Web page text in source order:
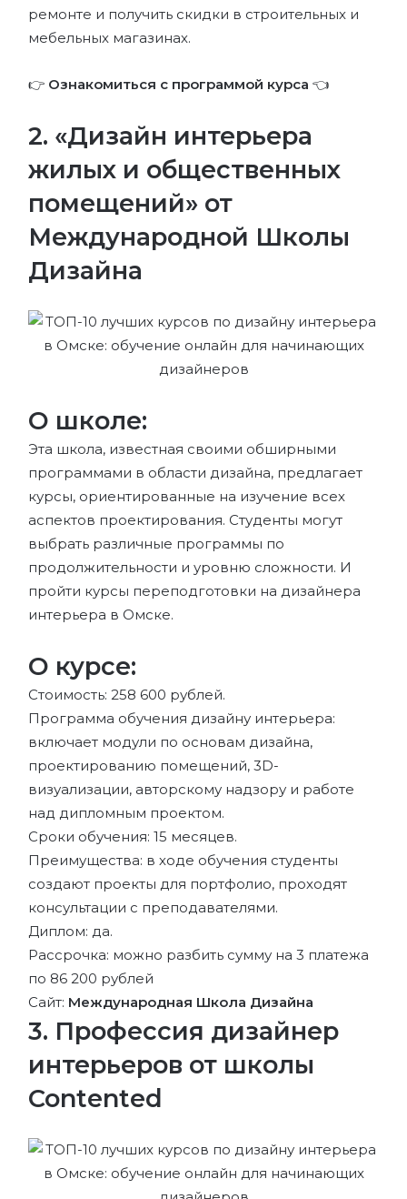
ремонте и получить скидки в строительных и
мебельных магазинах.
👉 Ознакомиться с программой курса 👈
2. «Дизайн интерьера
жилых и общественных
помещений» от
Международной Школы
Дизайна
О школе:
Эта школа, известная своими обширными
программами в области дизайна, предлагает
курсы, ориентированные на изучение всех
аспектов проектирования. Студенты могут
выбрать различные программы по
продолжительности и уровню сложности. И
пройти курсы переподготовки на дизайнера
интерьера в Омске.
О курсе:
Стоимость: 258 600 рублей.
Программа обучения дизайну интерьера:
включает модули по основам дизайна,
проектированию помещений, 3D-
визуализации, авторскому надзору и работе
над дипломным проектом.
Сроки обучения: 15 месяцев.
Преимущества: в ходе обучения студенты
создают проекты для портфолио, проходят
консультации с преподавателями.
Диплом: да.
Рассрочка: можно разбить сумму на 3 платежа
по 86 200 рублей
Сайт: Международная Школа Дизайна
3. Профессия дизайнер
интерьеров от школы
Contented